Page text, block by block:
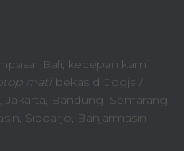
Bali, kedepan kami
matibekas di Jogja /
Jakarta, Bandung, Semarang,
Sidoarjo, Banjarmasin.